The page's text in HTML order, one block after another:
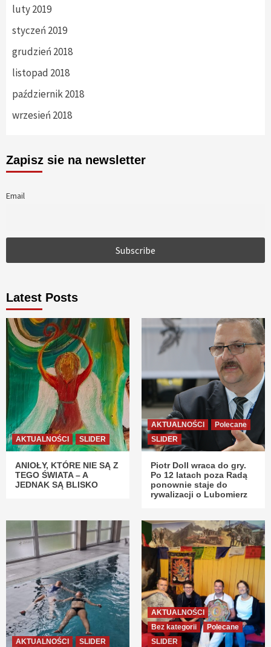
luty 2019
styczeń 2019
grudzień 2018
listopad 2018
październik 2018
wrzesień 2018
Zapisz sie na newsletter
Email
Latest Posts
AKTUALNOŚCI SLIDER
ANIOŁY, KTÓRE NIE SĄ Z
TEGO ŚWIATA – A
JEDNAK SĄ BLISKO
AKTUALNOŚCI
Polecane
SLIDER
Piotr Doll wraca do gry.
Po 12 latach poza Radą
ponownie staje do
rywalizacji o Lubomierz
AKTUALNOŚCI SLIDER
AKTUALNOŚCI
Bez kategorii
Polecane
SLIDER